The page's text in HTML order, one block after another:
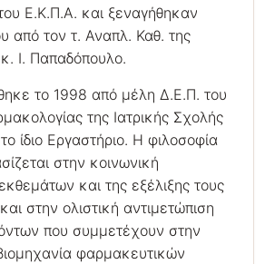
Ε.Κ.Π.Α. και ξεναγήθηκαν
από τον τ. Αναπλ. Καθ. της
Ι. Παπαδόπουλο.
το 1998 από μέλη Δ.Ε.Π. του
της Ιατρικής Σχολής
ίδιο Εργαστήριο. Η φιλοσοφία
στην κοινωνική
και της εξέλιξης τους
στην ολιστική αντιμετώπιση
που συμμετέχουν στην
φαρμακευτικών